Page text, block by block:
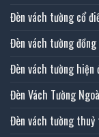
Đèn vách tường cổ
Đèn vách tường đồng
Đèn vách tường hiện
Đèn Vách Tường
Đèn vách tường